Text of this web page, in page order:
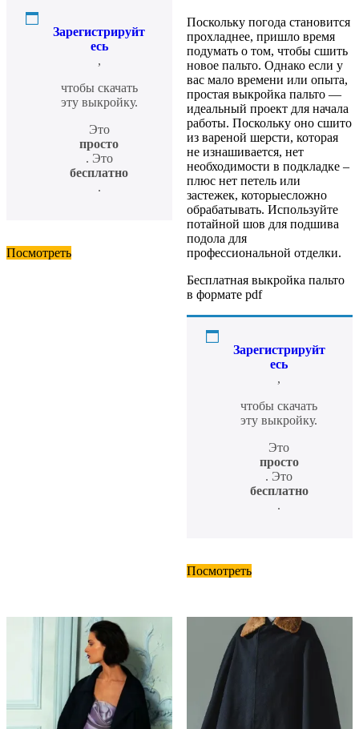
Зарегистрируйт
есь
,
чтобы скачать
эту выкройку.
Это
просто
. Это
бесплатно
.
Посмотреть
Поскольку погода становится
прохладнее, пришло время
подумать о том, чтобы сшить
новое пальто. Однако если у
вас мало времени или опыта,
простая выкройка пальто —
идеальный проект для начала
работы. Поскольку оно сшито
из вареной шерсти, которая
не изнашивается, нет
необходимости в подкладке –
плюс нет петель или
застежек, которыесложно
обрабатывать. Используйте
потайной шов для подшива
подола для
профессиональной отделки.
Бесплатная выкройка пальто
в формате pdf
Зарегистрируйт
есь
,
чтобы скачать
эту выкройку.
Это
просто
. Это
бесплатно
.
Посмотреть